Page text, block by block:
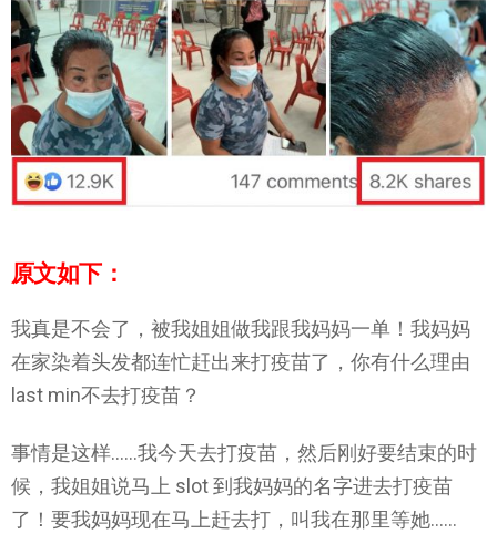
原文如下：
我真是不会了，被我姐姐做我跟我妈妈一单！我妈妈
在家染着头发都连忙赶出来打疫苗了，你有什么理由
last min不去打疫苗？
事情是这样……我今天去打疫苗，然后刚好要结束的时
候，我姐姐说马上 slot 到我妈妈的名字进去打疫苗
了！要我妈妈现在马上赶去打，叫我在那里等她……